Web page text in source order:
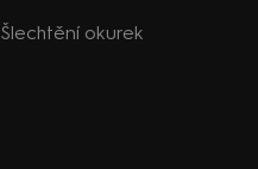
Šlechtění okurek